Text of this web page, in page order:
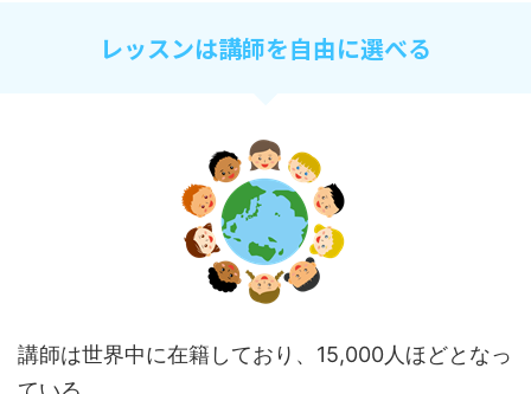
レッスンは講師を自由に選べる
講師は世界中に在籍しており、15,000人ほどとなっ